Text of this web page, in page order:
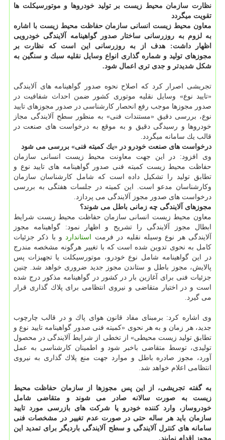
نظارت سازمان محیط زیست بر تولید خودروها و موتورسیكلت ها
تقویت میگردد
معاون محیط زیست انسانی سازمان حفاظت محیط زیست با اشاره
به لزوم به روزرسانی ساختار صدور گواهینامه آلایندگی خودرویی
اظهار داشت: هدف از
به روزرسانی این است كه نظارت بر
مجوزهای تولید و شماره گذاری انواع وسایل نقلیه سبك و سنگین به
شكل شدیدتر و جدی تری اعمال شود.
تجریشی اصرار كرد كه اصلاح نحوه صدور گواهینامه های آلایندگی
«تایید نوع» وسایل نقلیه موتوری كشور ضمن احداث شفافیت در
صدور مجوزها موجب رفع انحصار كارشناسی در صدور مجوزهای تایید
نوع، بررسی دقیق «مستندات فنی» به منظور سطح آلایندگی مجاز
خودروها و رسیدگی دقیق و به موقع به درخواست های صنعت در
قالب یك سامانه میگردد.
درخواست های صنعت خودرو در «یك كمیته فنی» بررسی می شود
وی افزود: در این جهت معاونت محیط زیست انسانی سازمان
حفاظت محیط زیست كمیته فنی صدور گواهینامه های تایید نوع و
تطابق تولید را تشكیل داده است كه شامل كارشناسان سازمان
وكارشناسان مدعو است. این كمیته در جلسات هفتگی به بررسی
درخواست های صدور مجوز آلایندگی می پردازد.
مجوزهای آلایندگی چه زمانی باطل می شوند؟
معاون محیط زیست انسانی سازمان حفاظت محیط زیست شرایط
ابطال مجوز آلایندگی را تشریح و اظهار نمود: گواهینامه مجوز
آلایندگی هر نوع وسیله نقلیه در فرمت استاندارد و با ذكر جزئیات
كامل به نحوی تدوین شده است كه با تغییر هرگونه مشخصه مندرج
در این گواهینامه شامل نوع خودرو، موتورسیكلت یا تجهیزات پس
پالایش، مجوز باطل و ستاندن مجوز جدید ضروری خواهد شد. چنین
جزئیات فنی برای آغازین بار در كشور در گواهینامه مذكور درج شده
است و در اختیار متقاضی و نیروی انتظامی برای پلاك گذاری قرار
می گیرد.
وی اشاره كرد: برمبنای مفاد قانون هوای پاك و در قالب چارچوب
جدید، هر زمان و به هر نحوی «كمیته فنی صدور گواهینامه تایید نوع و
تطابق تولید زیست محیطی» از تخطی از شرایط آلایندگی در محصول
تولیدی، توسط متقاضی باخبر شود و اطمینان كارشناسی به عمل
آورد، مجوز صادره باطل و موارد جهت منع پلاك گذاری به نیروی
انتظامی اعلام خواهد شد.
به گفته تجریشی، از این پس مجوزها از سازمان حفاظت محیط
زیست به صورت سالانه صادر می شوند و متقاضی شامل
خودروساز، وارد كننده خودرو یا شركت های بازرسی مورد تایید
سازمان باید هر ساله حتی در صورت عدم تغییر در مشخصات فنی
سامانه های كنترل آلایندگی و سطح آلایندگی باردیگر برای تمدید این
مجوز اقدام نمایند.